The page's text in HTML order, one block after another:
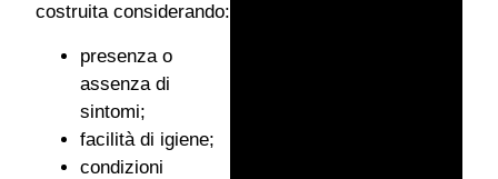
costruita considerando:
presenza o
assenza di
sintomi;
facilità di igiene;
condizioni